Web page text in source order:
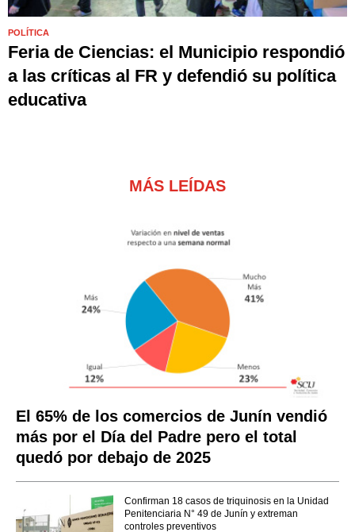
POLÍTICA
Feria de Ciencias: el Municipio respondió
a las críticas al FR y defendió su política
educativa
MÁS LEÍDAS
El 65% de los comercios de Junín vendió
más por el Día del Padre pero el total
quedó por debajo de 2025
Confirman 18 casos de triquinosis en la Unidad
Penitenciaria N° 49 de Junín y extreman
controles preventivos